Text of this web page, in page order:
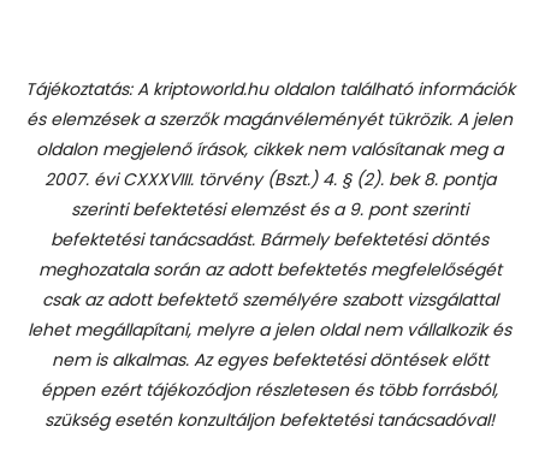
Tájékoztatás: A kriptoworld.hu oldalon található információk
és elemzések a szerzők magánvéleményét tükrözik. A jelen
oldalon megjelenő írások, cikkek nem valósítanak meg a
2007. évi CXXXVIII. törvény (Bszt.) 4. § (2). bek 8. pontja
szerinti befektetési elemzést és a 9. pont szerinti
befektetési tanácsadást. Bármely befektetési döntés
meghozatala során az adott befektetés megfelelőségét
csak az adott befektető személyére szabott vizsgálattal
lehet megállapítani, melyre a jelen oldal nem vállalkozik és
nem is alkalmas. Az egyes befektetési döntések előtt
éppen ezért tájékozódjon részletesen és több forrásból,
szükség esetén konzultáljon befektetési tanácsadóval!